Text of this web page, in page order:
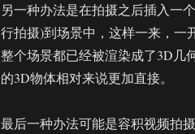
另一种办法是在拍摄之后插入一
行拍摄)到场景中，这样一来，一
整个场景都已经被渲染成了3D几
的3D物体相对来说更加直接。
最后一种办法可能是容积视频拍